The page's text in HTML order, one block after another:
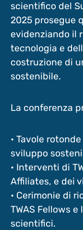
scientifico del
2025 prosegue
evidenziando il
tecnologia e
costruzione di
sostenibile.
La conferenza
• Tavole
sviluppo
• Interventi di
Affiliates, e dei
• Cerimonie di
TWAS Fellows
scientifici.